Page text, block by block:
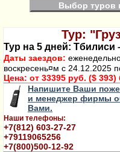
Выбор туров
Тур:
Тур на 5 дней: Тбилиси
Даты заездов:
воскресень¤м с 24.12.2025
Цена: от 33395 руб. ($ 393)
Напишите Ваши
и менеджер фирмы
Вами.
Наши телефоны:
+7(812) 603-27-27
+79119065256
+7(800)500-12-92